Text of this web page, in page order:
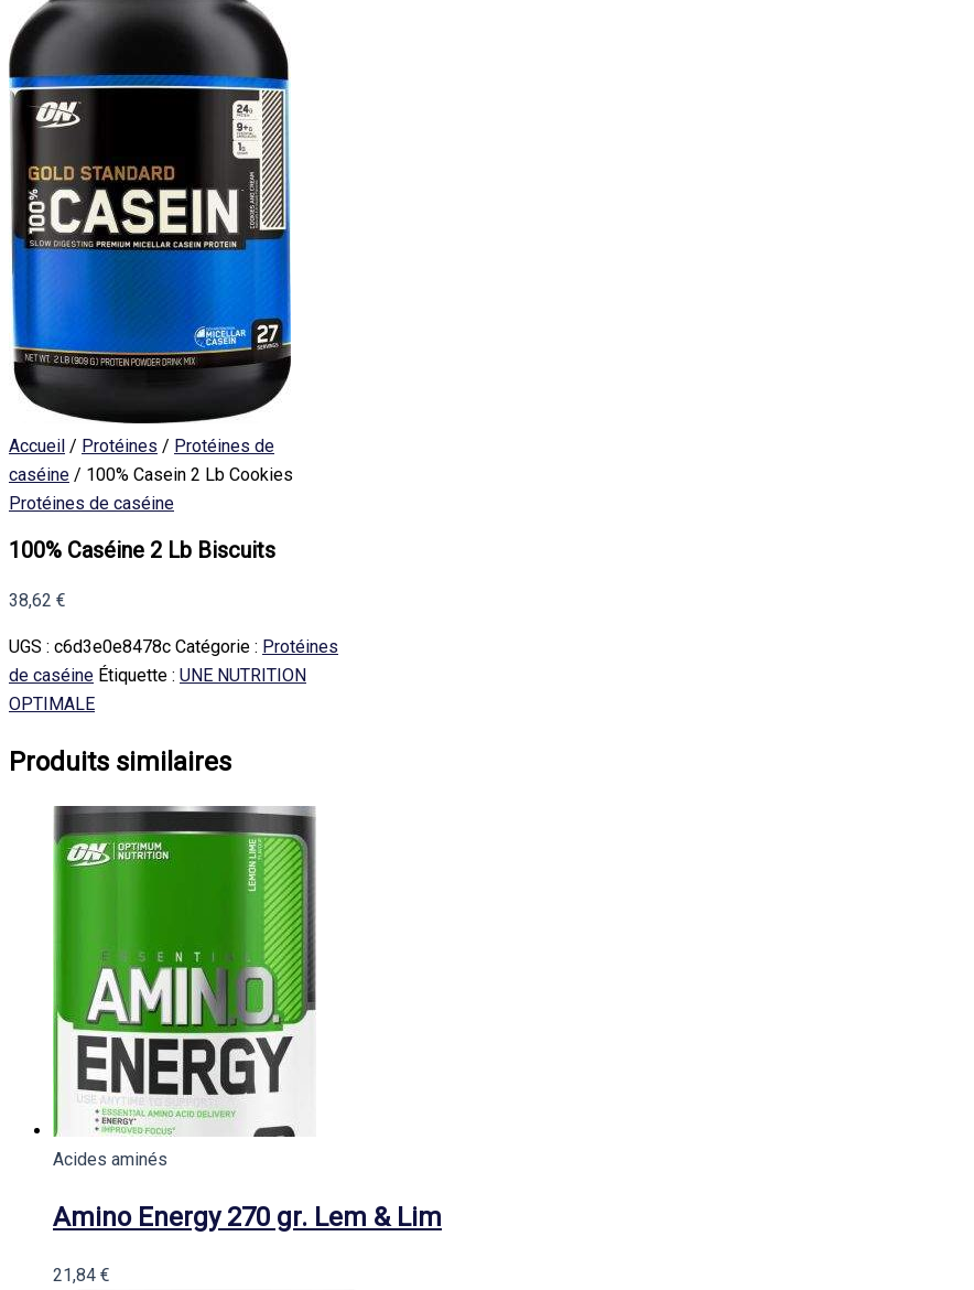
Accueil / Protéines / Protéines de
caséine / 100% Casein 2 Lb Cookies
Protéines de caséine
100% Caséine 2 Lb Biscuits
38,62 €
UGS : c6d3e0e8478c Catégorie : Protéines
de caséine Étiquette : UNE NUTRITION
OPTIMALE
Produits similaires
Acides aminés
Amino Energy 270 gr. Lem & Lim
21,84 €